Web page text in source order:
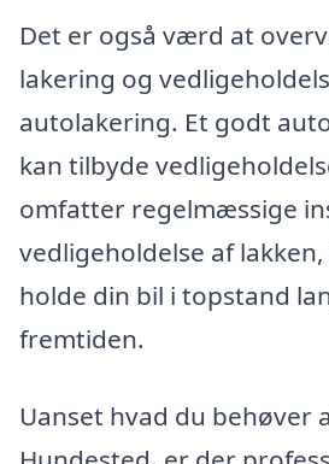
Det er også værd at
lakering og
autolakering. Et godt
kan tilbyde
omfatter regelmæssige
vedligeholdelse af
holde din bil i topstand
fremtiden.
Uanset hvad du behøver